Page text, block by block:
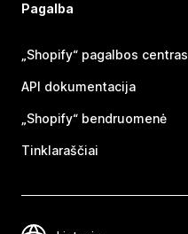
Pagalba
„Shopify“ pagalbos centras
API dokumentacija
„Shopify“ bendruomenė
Tinklaraščiai